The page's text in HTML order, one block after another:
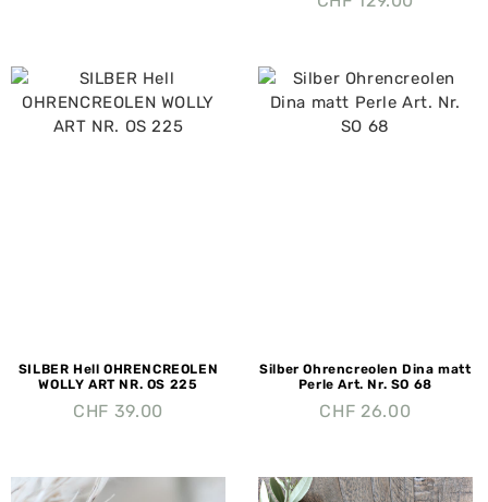
SILBER Hell OHRENCREOLEN
WOLLY ART NR. OS 225
CHF 39.00
Silber Ohrencreolen Dina matt
Perle Art. Nr. SO 68
CHF 26.00